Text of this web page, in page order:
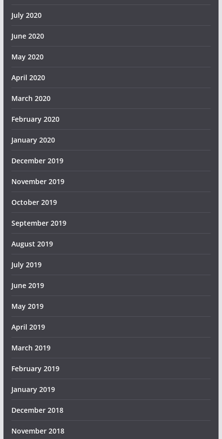
July 2020
June 2020
May 2020
April 2020
March 2020
February 2020
January 2020
December 2019
November 2019
October 2019
September 2019
August 2019
July 2019
June 2019
May 2019
April 2019
March 2019
February 2019
January 2019
December 2018
November 2018